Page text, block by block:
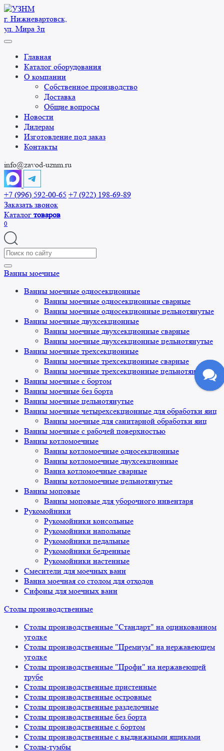
Перейти
к
содержанию
г. Нижневартовск,
ул. Мира 3п
Главная
Каталог оборудования
О компании
Собственное производство
Доставка
Общие вопросы
Новости
Дилерам
Изготовление под заказ
Контакты
info@zavod-uznm.ru
+7 (996) 592-00-65 +7 (922) 198-69-89
Заказать звонок
Каталог товаров
0
Search
for:
Ванны моечные
Ванны моечные односекционные
Ванны моечные односекционные сварные
Ванны моечные односекционные цельнотянутые
Ванны моечные двухсекционные
Ванны моечные двухсекционные сварные
Ванны моечные двухсекционные цельнотянутые
Ванны моечные трехсекционные
Ванны моечные трехсекционные сварные
Ванны моечные трехсекционные цельнотянутые
Ванны моечные с бортом
Ванны моечные без борта
Ванны моечные цельнотянутые
Ванны моечные четырехсекционные для обработки яиц
Ванны моечные для санитарной обработки яиц
Ванны моечные с рабочей поверхностью
Ванны котломоечные
Ванны котломоечные односекционные
Ванны котломоечные двухсекционные
Ванна котломоечные сварные
Ванны котломоечные цельнотянутые
Ванны моповые
Ванны моповые для уборочного инвентаря
Рукомойники
Рукомойники консольные
Рукомойники напольные
Рукомойники педальные
Рукомойники бедренные
Рукомойники настенные
Смесители для моечных ванн
Ванна моечная со столом для отходов
Сифоны для моечных ванн
Столы производственные
Столы производственные "Стандарт" на оцинкованном
уголке
Столы производственные "Премиум" на нержавеющем
уголке
Столы производственные "Профи" на нержавеющей
трубе
Столы производственные пристенные
Столы производственные островные
Столы производственные разделочные
Столы производственные без борта
Столы производственные с бортом
Столы производственные с выдвижными ящиками
Столы-тумбы